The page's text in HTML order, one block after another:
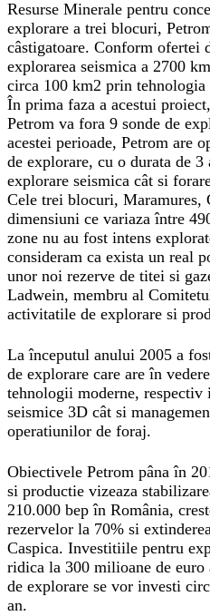
Resurse Minerale pentru
explorare a trei blocuri,
câstigatoare. Conform ofertei
explorarea seismica a 2700
circa 100 km2 prin
În prima faza a acestui
Petrom va fora 9 sonde de
acestei perioade, Petrom are
de explorare, cu o durata de
explorare seismica cât si
Cele trei blocuri, Maramures,
dimensiuni ce variaza între
zone nu au fost intens
consideram ca exista un real
unor noi rezerve de titei si
Ladwein, membru al
activitatile de explorare si
La începutul anului 2005 a
de explorare care are în
tehnologii moderne,
seismice 3D cât si
operatiunilor de foraj.
Obiectivele Petrom pâna în
si productie vizeaza
210.000 bep în România,
rezervelor la 70% si
Caspica. Investitiile pentru
ridica la 300 milioane de
de explorare se vor investi
an.